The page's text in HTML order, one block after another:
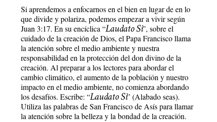
Si aprendemos a enfocarnos en el bien en lugar de en lo
que divide y polariza, podemos empezar a vivir según
Juan 3:17. En su encíclica “Laudato Si”, sobre el
cuidado de la creación de Dios, el Papa Francisco llama
la atención sobre el medio ambiente y nuestra
responsabilidad en la protección del don divino de la
creación. Al preparar a los lectores para abordar el
cambio climático, el aumento de la población y nuestro
impacto en el medio ambiente, no comienza abordando
los desafíos. Escribe: “Laudato Si” (Alabado seas).
Utiliza las palabras de San Francisco de Asís para llamar
la atención sobre la belleza y la bondad de la creación.